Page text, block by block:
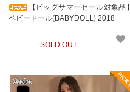
【ビッグサマーセール対象品】
ベビードール(BABYDOLL) 2018
SOLD OUT